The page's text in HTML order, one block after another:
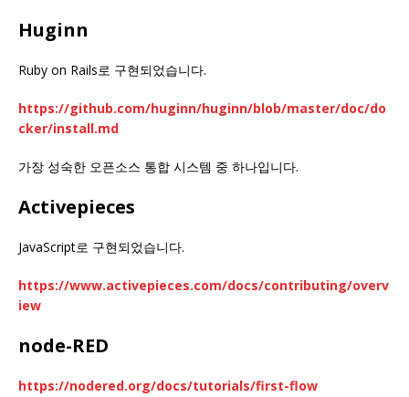
Huginn
Ruby on Rails로 구현되었습니다.
https://github.com/huginn/huginn/blob/master/doc/do
cker/install.md
가장 성숙한 오픈소스 통합 시스템 중 하나입니다.
Activepieces
JavaScript로 구현되었습니다.
https://www.activepieces.com/docs/contributing/overv
iew
node-RED
https://nodered.org/docs/tutorials/first-flow